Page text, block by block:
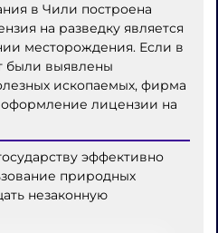
в Чили построена
на разведку является
месторождения. Если в
были выявлены
ископаемых, фирма
оформление лицензии на
эффективно
природных
незаконную